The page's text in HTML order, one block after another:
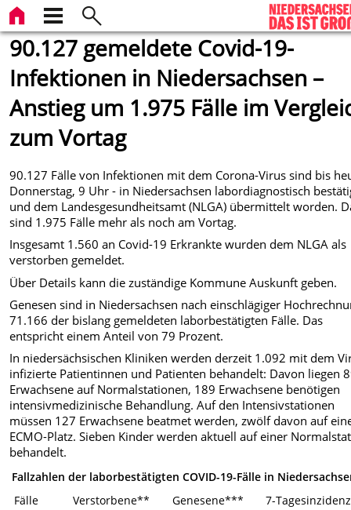
90.127 gemeldete Covid-19-
Infektionen in Niedersachsen –
Anstieg um 1.975 Fälle im
zum Vortag
90.127 Fälle von Infektionen mit dem Corona-Virus sind bis
Donnerstag, 9 Uhr - in Niedersachsen labordiagnostisch
und dem Landesgesundheitsamt (NLGA) übermittelt worden.
sind 1.975 Fälle mehr als noch am Vortag.
Insgesamt 1.560 an Covid-19 Erkrankte wurden dem NLGA als
verstorben gemeldet.
Über Details kann die zuständige Kommune Auskunft geben.
Genesen sind in Niedersachsen nach einschlägiger
71.166 der bislang gemeldeten laborbestätigten Fälle. Das
entspricht einem Anteil von 79 Prozent.
In niedersächsischen Kliniken werden derzeit 1.092 mit dem
infizierte Patientinnen und Patienten behandelt: Davon liegen
Erwachsene auf Normalstationen, 189 Erwachsene benötigen
intensivmedizinische Behandlung. Auf den Intensivstationen
müssen 127 Erwachsene beatmet werden, zwölf davon auf
ECMO-Platz. Sieben Kinder werden aktuell auf einer
behandelt.
Fallzahlen der laborbestätigten COVID-19-Fälle in
Fälle
Verstorbene** Genesene***
7-Tagesinzidenz